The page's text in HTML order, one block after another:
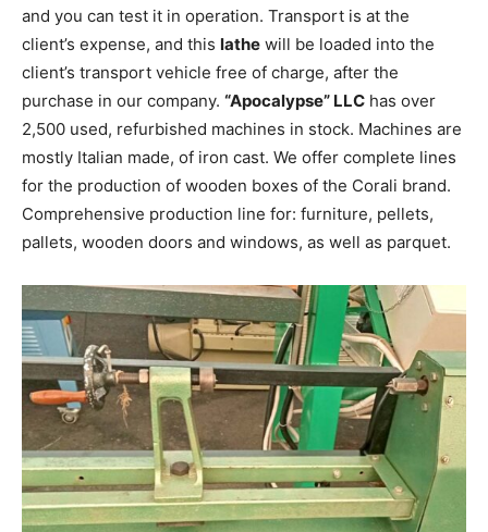
and you can test it in operation. Transport is at the
client’s expense, and this lathe will be loaded into the
client’s transport vehicle free of charge, after the
purchase in our company. “Apocalypse” LLC has over
2,500 used, refurbished machines in stock. Machines are
mostly Italian made, of iron cast. We offer complete lines
for the production of wooden boxes of the Corali brand.
Comprehensive production line for: furniture, pellets,
pallets, wooden doors and windows, as well as parquet.